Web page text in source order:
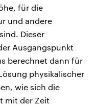
für die
und andere
Dieser
Ausgangspunkt
berechnet dann für
physikalischer
wie sich die
mit der Zeit